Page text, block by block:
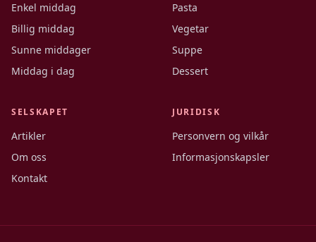
Enkel middag
Billig middag
Sunne middager
Middag i dag
Pasta
Vegetar
Suppe
Dessert
SELSKAPET
Artikler
Om oss
Kontakt
JURIDISK
Personvern og vilkår
Informasjonskapsler